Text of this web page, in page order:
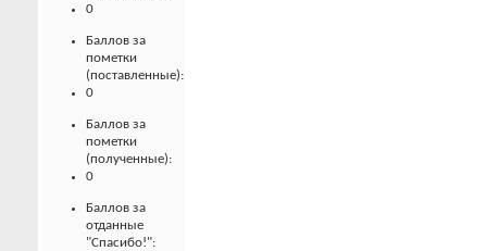
0
Баллов за
пометки
(поставленные):
0
Баллов за
пометки
(полученные):
0
Баллов за
отданные
"Спасибо!":